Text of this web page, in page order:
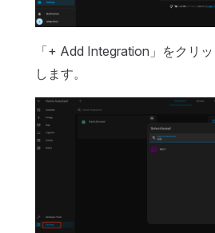
「+ Add Integration」をクリ
します。